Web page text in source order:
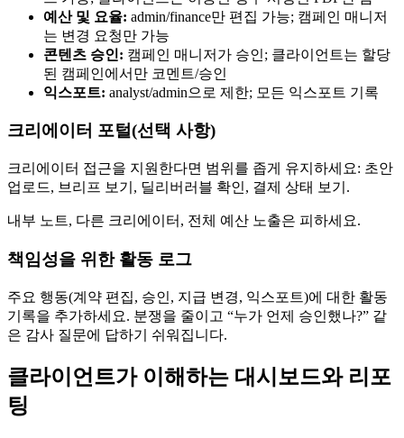
예산 및 요율: admin/finance만 편집 가능; 캠페인 매니저
는 변경 요청만 가능
콘텐츠 승인: 캠페인 매니저가 승인; 클라이언트는 할당
된 캠페인에서만 코멘트/승인
익스포트: analyst/admin으로 제한; 모든 익스포트 기록
크리에이터 포털(선택 사항)
크리에이터 접근을 지원한다면 범위를 좁게 유지하세요: 초안
업로드, 브리프 보기, 딜리버러블 확인, 결제 상태 보기.
내부 노트, 다른 크리에이터, 전체 예산 노출은 피하세요.
책임성을 위한 활동 로그
주요 행동(계약 편집, 승인, 지급 변경, 익스포트)에 대한 활동
기록을 추가하세요. 분쟁을 줄이고 “누가 언제 승인했나?” 같
은 감사 질문에 답하기 쉬워집니다.
클라이언트가 이해하는 대시보드와 리포
팅